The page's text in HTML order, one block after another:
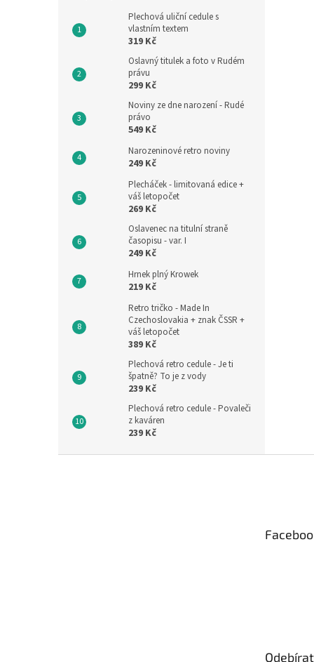
Plechová uliční cedule s
vlastním textem
319 Kč
Oslavný titulek a foto v Rudém
právu
299 Kč
Noviny ze dne narození - Rudé
právo
549 Kč
Narozeninové retro noviny
249 Kč
Plecháček - limitovaná edice +
váš letopočet
269 Kč
Oslavenec na titulní straně
časopisu - var. I
249 Kč
Hrnek plný Krowek
219 Kč
Retro tričko - Made In
Czechoslovakia + znak ČSSR +
váš letopočet
389 Kč
Plechová retro cedule - Je ti
špatně? To je z vody
239 Kč
Plechová retro cedule - Povaleči
z kaváren
239 Kč